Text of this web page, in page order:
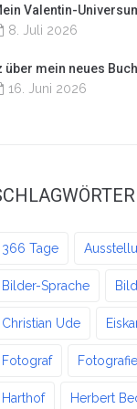
Valentin-
8. Juli 2026
über mein neues
16. Juni 2026
366 Tage
Bilder-Sprache
Christian Ude
Fotograf Fotografie
Harthof Herbert